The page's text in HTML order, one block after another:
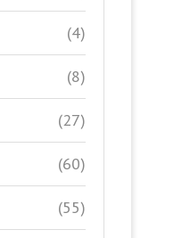
(4)
(8)
(27)
(60)
(55)